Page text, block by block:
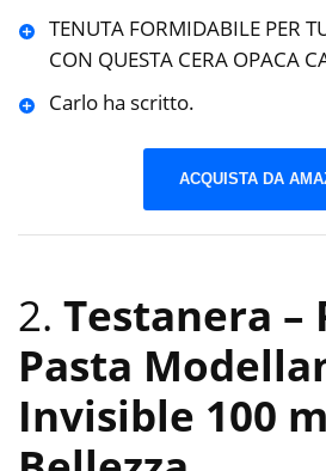
TENUTA FORMIDABILE PER
CON QUESTA CERA OPACA
Carlo ha scritto.
ACQUISTA DA
2. Testanera –
Pasta
Invisible 100